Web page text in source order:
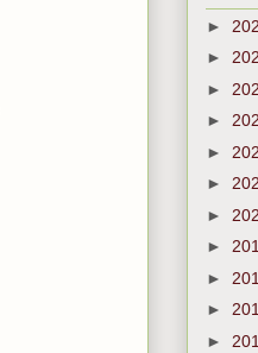
►
►
►
►
►
►
►
►
►
►
►